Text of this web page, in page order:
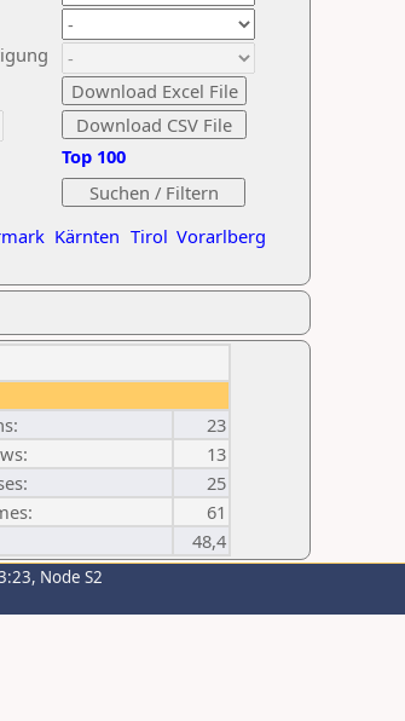
Kärnten Tirol Vorarlberg
Top 100
23
13
25
61
48,4
Node S2